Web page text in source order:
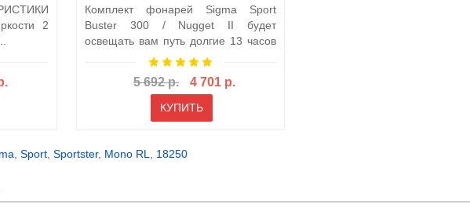
2
Комплект фонарей Sigma Sport
Buster 300 / Nugget II будет
освещать вам путь долгие 13 часов
5 692 р. 4 701 р.
КУПИТЬ
Sport Sportster, Mono RL 18250